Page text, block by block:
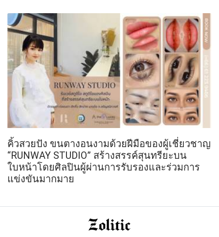
คิ้วสวยปัง ขนตางอนงามด้วยฝีมือของผู้เชี่ยวชาญ
“RUNWAY STUDIO” สร้างสรรค์สุนทรียะบน
ใบหน้าโดยศิลปินผู้ผ่านการรับรองและร่วมการ
แข่งขันมากมาย